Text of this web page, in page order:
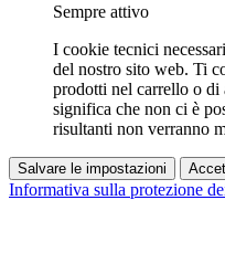
Sempre attivo
I cookie tecnici
del nostro sito web. Ti
prodotti nel carrello o di
significa che non ci è
risultanti non verranno
Salvare le impostazioni
Informativa sulla protezione